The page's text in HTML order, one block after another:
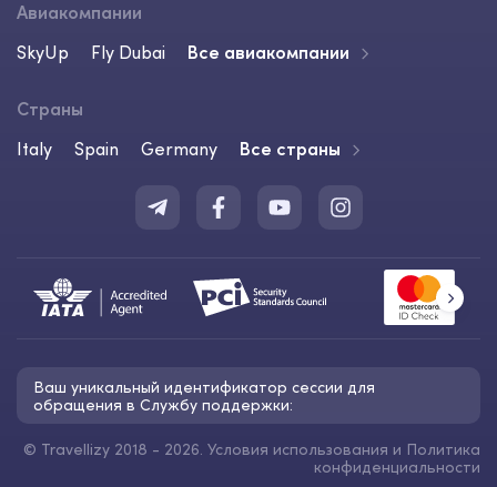
Авиакомпании
SkyUp
Fly Dubai Все авиакомпании
Страны
Italy
Spain Germany Все страны
Ваш уникальный идентификатор сессии для
обращения в Службу поддержки:
© Travellizy 2018 - 2026. Условия использования и Политика
конфиденциальности